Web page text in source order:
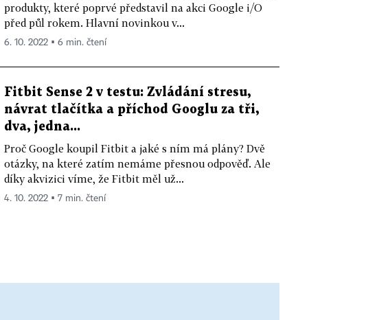
produkty, které poprvé představil na akci Google i/O
před půl rokem. Hlavní novinkou v...
6. 10. 2022 ▪ 6 min. čtení
Fitbit Sense 2 v testu: Zvládání stresu,
návrat tlačítka a příchod Googlu za tři,
dva, jedna...
Proč Google koupil Fitbit a jaké s ním má plány? Dvě
otázky, na které zatím nemáme přesnou odpověď. Ale
díky akvizici víme, že Fitbit měl už...
4. 10. 2022 ▪ 7 min. čtení